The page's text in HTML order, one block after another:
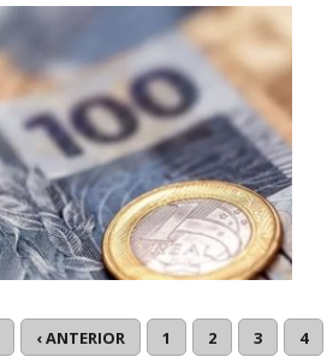
‹ ANTERIOR 1 2 3 4